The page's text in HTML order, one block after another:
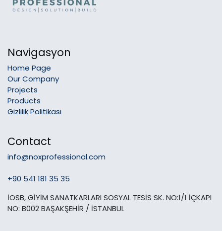
Navigasyon
Home Page
Our Company
Projects
Products
Gizlilik Politikası
Contact
info@noxprofessional.com
+90 541 181 35 35
İOSB, GİYİM SANATKARLARI SOSYAL TESİS SK. NO:1/1 İÇKAPI
NO: B002 BAŞAKŞEHİR / İSTANBUL